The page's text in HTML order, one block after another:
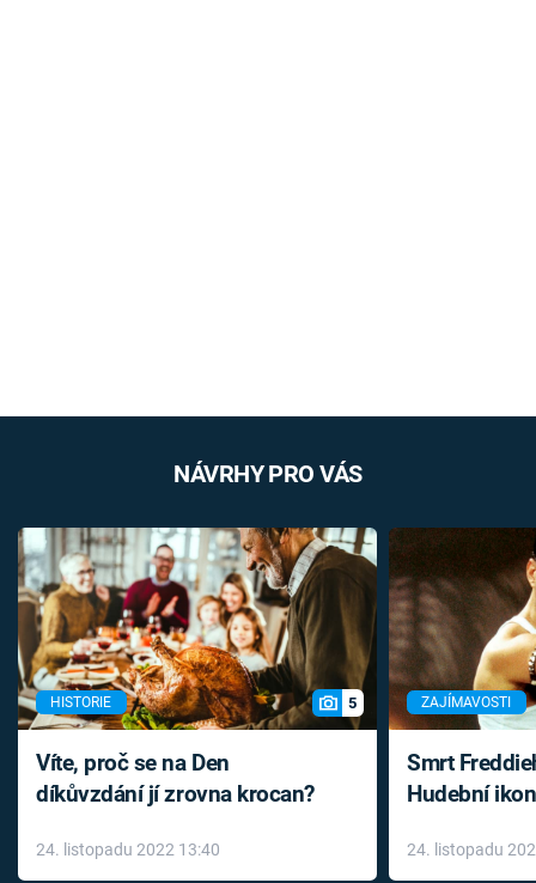
NÁVRHY PRO VÁS
HISTORIE 5
Víte, proč se na Den
díkůvzdání jí zrovna krocan?
24. listopadu 2022 13:40
ZAJÍMAVOSTI
Smrt
Hudební
léky
24. listopadu